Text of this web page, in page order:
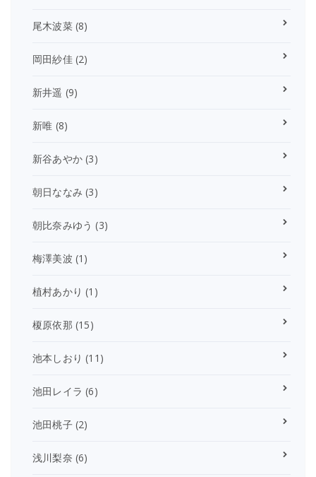
尾木波菜(8)
岡田紗佳(2)
新井遥 (9)
新唯 (8)
新谷あやか (3)
朝日ななみ (3)
朝比奈みゆう (3)
梅澤美波 (1)
植村あかり (1)
榎原依那 (15)
池本しおり (11)
池田レイラ (6)
池田桃子(2)
浅川梨奈 (6)